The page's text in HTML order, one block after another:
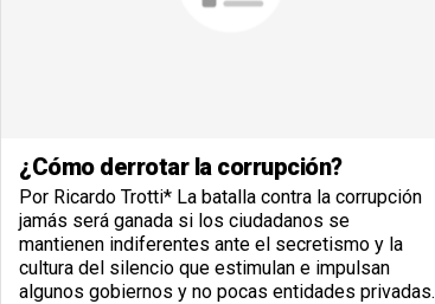
¿Cómo derrotar la corrupción?
Por Ricardo Trotti* La batalla contra la corrupción
jamás será ganada si los ciudadanos se
mantienen indiferentes ante el secretismo y la
cultura del silencio que estimulan e impulsan
algunos gobiernos y no pocas entidades privadas.